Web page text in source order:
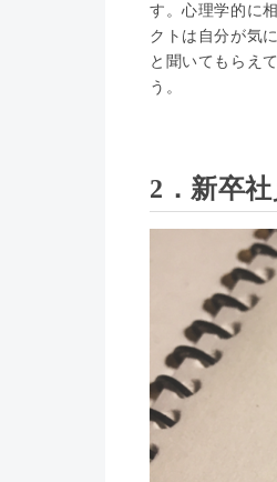
す。心理学的に
クトは自分が気
と聞いてもらえ
う。
2．新卒